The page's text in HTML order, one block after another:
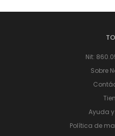
Nit:
Sobre
Ayuda
Política de